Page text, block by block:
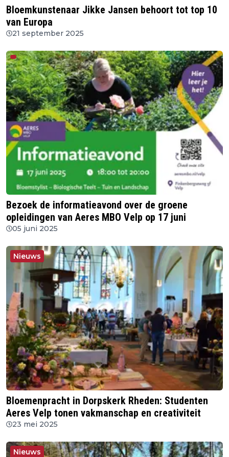
Bloemkunstenaar Jikke Jansen behoort tot top 10
van Europa
21 september 2025
Bezoek de informatieavond over de groene
opleidingen van Aeres MBO Velp op 17 juni
05 juni 2025
Nieuws
Bloemenpracht in Dorpskerk Rheden: Studenten
Aeres Velp tonen vakmanschap en creativiteit
23 mei 2025
Nieuws